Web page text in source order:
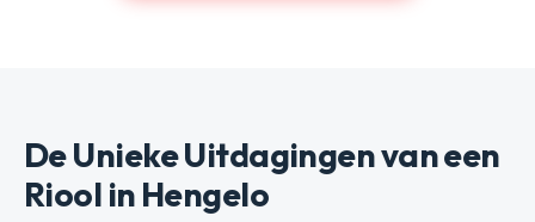
De Unieke Uitdagingen van een
Riool in Hengelo